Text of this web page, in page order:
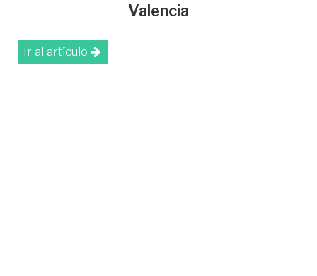
Valencia
Ir al artículo